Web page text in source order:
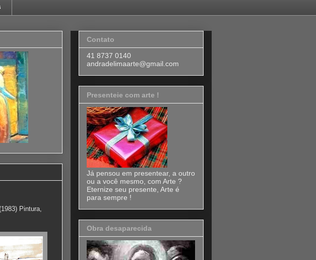
Pintura,
Contato
41 8737 0140
andradelimaarte@gmail.com
Presenteie com arte !
Já pensou em presentear, a outro
ou a você mesmo, com Arte ?
Eternize seu presente, Arte é
para sempre !
Obra desaparecida